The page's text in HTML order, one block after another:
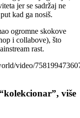
jer se sadržaj ne
kad ga nosiš.
ogromne skokove
i collabove), što
rast.
video/
više